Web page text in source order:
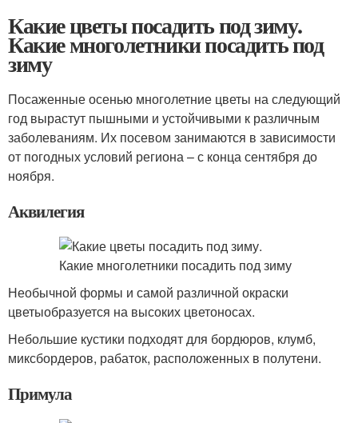
Какие цветы посадить под зиму.
Какие многолетники посадить под
зиму
Посаженные осенью многолетние цветы на следующий
год вырастут пышными и устойчивыми к различным
заболеваниям. Их посевом занимаются в зависимости
от погодных условий региона – с конца сентября до
ноября.
Аквилегия
Необычной формы и самой различной окраски
цветыобразуется на высоких цветоносах.
Небольшие кустики подходят для бордюров, клумб,
миксбордеров, рабаток, расположенных в полутени.
Примула